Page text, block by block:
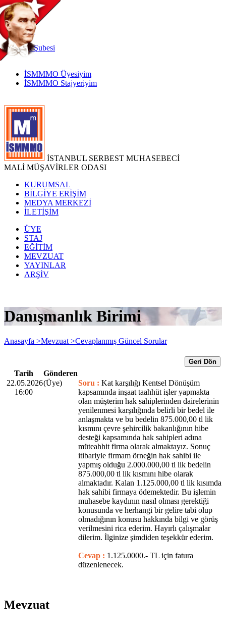
TR
|
EN
İnternetŞubesi
İSMMMO Üyesiyim
İSMMMO Stajyeriyim
İSTANBUL SERBEST MUHASEBECİ
MALİ MÜŞAVİRLER ODASI
KURUMSAL
BİLGİYE ERİŞİM
MEDYA MERKEZİ
İLETİŞİM
ÜYE
STAJ
EĞİTİM
MEVZUAT
YAYINLAR
ARŞİV
Danışmanlık Birimi
Anasayfa >Mevzuat >Cevaplanmış Güncel Sorular
Geri Dön
Tarih
Gönderen
22.05.2026
16:00
(Üye) Soru : Kat karşılığı Kentsel Dönüşüm
kapsamında inşaat taahhüt işler yapmakta
olan müşterim hak sahiplerinden dairelerinin
yenilenmesi karşılığında belirli bir bedel ile
anlaşmakta ve bu bedelin 875.000,00 tl lik
kısmını çevre şehircilik bakanlığının hibe
desteği kapsamında hak sahipleri adına
müteahhit firma olarak almaktayız. Sonuç
itibariyle firmam örneğin hak sahibi ile
yapmış olduğu 2.000.000,00 tl lik bedelin
875.000,00 tl lik kısmını hibe olarak
almaktadır. Kalan 1.125.000,00 tl lik kısımda
hak sahibi firmaya ödemektedir. Bu işlemin
muhasebe kaydının nasıl olması gerektiği
konusunda ve herhangi bir gelire tabi olup
olmadığının konusu hakkında bilgi ve görüş
verilmesini rica ederim. Hayırlı çalışmalar
dilerim. İlginize şimdiden teşekkür ederim.
Cevap : 1.125.0000.- TL için fatura
düzenlenecek.
Mevzuat